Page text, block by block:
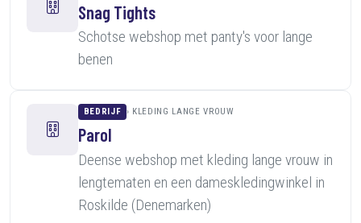
Snag Tights
Schotse webshop met panty's voor lange
benen
BEDRIJF KLEDING LANGE VROUW
Parol
Deense webshop met kleding lange vrouw in
lengtematen en een dameskledingwinkel in
Roskilde (Denemarken)